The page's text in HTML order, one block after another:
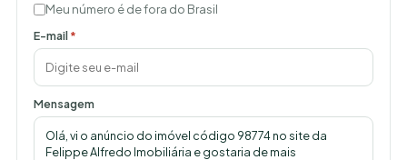
Meu número é de fora do Brasil
E-mail*
Mensagem